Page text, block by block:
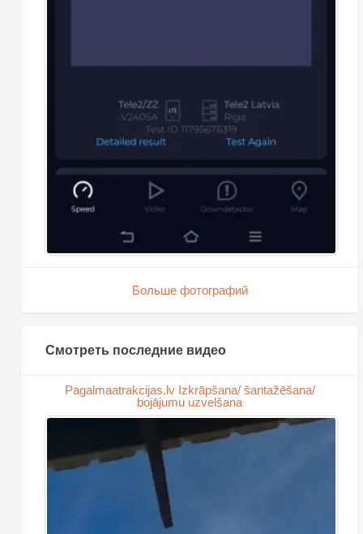
Больше фотографий
Смотреть последние видео
Pagalmaatrakcijas.lv Izkrāpšana/ šantažēšana/
bojājumu uzvelšana